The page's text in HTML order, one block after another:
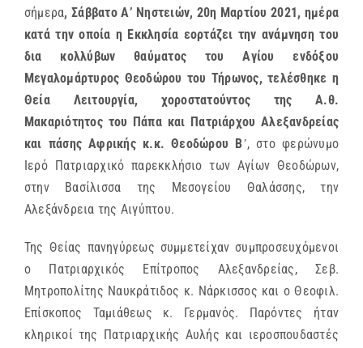
σήμερα, Σάββατο Α’ Νηστειών, 20η Μαρτίου 2021, ημέρα
κατά την οποία η Εκκλησία εορτάζει την ανάμνηση του
δια κολλύβων θαύματος του Αγίου ενδόξου
Μεγαλομάρτυρος Θεοδώρου του Τήρωνος, τελέσθηκε η
Θεία Λειτουργία, χοροστατούντος της
Α.θ.
Μακαριότητος του Πάπα και Πατριάρχου Αλεξανδρείας
και πάσης Αφρικής κ.κ. Θεοδώρου Β᾿, στο φερώνυμο
Ιερό Πατριαρχικό παρεκκλήσιο των Αγίων Θεοδώρων,
στην Βασίλισσα της Μεσογείου Θαλάσσης, την
Αλεξάνδρεια της Αιγύπτου.
Της Θείας πανηγύρεως συμμετείχαν συμπροσευχόμενοι
ο Πατριαρχικός Επίτροπος Αλεξανδρείας, Σεβ.
Μητροπολίτης Ναυκράτιδος κ. Νάρκισσος και ο Θεοφιλ.
Επίσκοπος Ταμιάθεως κ. Γερμανός. Παρόντες ήταν
κληρικοί της Πατριαρχικής Αυλής και ιεροσπουδαστές